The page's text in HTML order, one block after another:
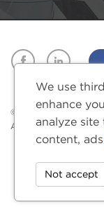
© Akson Hygiene 2026.
All rights reserved.
Facebook
We use
enhance
analyze
content,
Not accept